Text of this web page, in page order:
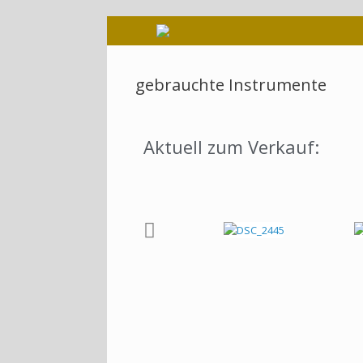
gebrauchte Instrumente
Aktuell zum Verkauf: